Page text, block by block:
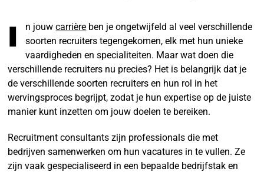
I n jouwcarrière ben je ongetwijfeld al veel verschillende
soorten recruiters tegengekomen, elk met hun unieke
vaardigheden en specialiteiten. Maar wat doen die
verschillende recruiters nu precies? Het is belangrijk dat je
de verschillende soorten recruiters en hun rol in het
wervingsproces begrijpt, zodat je hun expertise op de juiste
manier kunt inzetten om jouw doelen te bereiken.
Recruitment consultants zijn professionals die met
bedrijven samenwerken om hun vacatures in te vullen. Ze
zijn vaak gespecialiseerd in een bepaalde bedrijfstak en